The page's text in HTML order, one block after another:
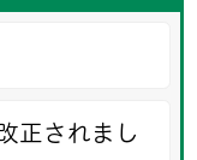
正されまし